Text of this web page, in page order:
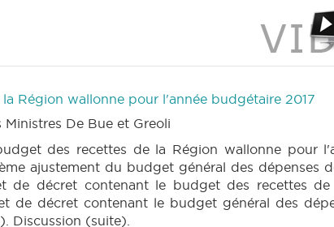
|
(PDF) BUDGET 941 n1 annexe 3bis (2017-
4bis (2017-2018) (PDF) BUDGET 941 n1
5 (2017-2018) (PDF) BUDGET 941 n1
941 n1 annexe 6 (2017-2018) (PDF) |
(PDF) | BUDGET 941 n1 annexe 7bis (2017-
8 (2017-2018) (PDF) |BUDGET 941 n1
941 n1 annexe 9 (2017-2018) (PDF) |
(PDF) |BUDGET 941 n2 (2017-2018) (PDF)
941 n5 (2017-2018) (PDF) |BUDGET
(2017-2018) (PDF)
Région wallonne pour l'année budgétaire 2017
De Bue et Greoli
des recettes de la Région wallonne pour
ajustement du budget général des dépenses
de décret contenant le budget des recettes
de décret contenant le budget général des
Discussion (suite).